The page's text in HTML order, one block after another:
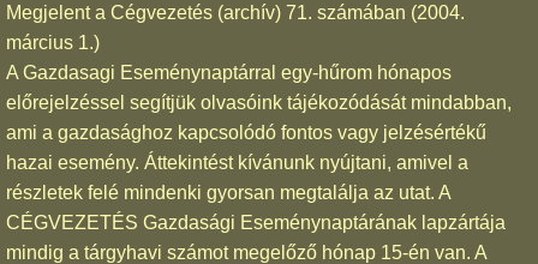
Megjelent a Cégvezetés (archív) 71. számában (2004.
március 1.)
A Gazdasagi Eseménynaptárral egy-hűrom hónapos
előrejelzéssel segítjük olvasóink tájékozódását mindabban,
ami a gazdasághoz kapcsolódó fontos vagy jelzésértékű
hazai esemény. Áttekintést kívánunk nyújtani, amivel a
részletek felé mindenki gyorsan megtalálja az utat. A
CÉGVEZETÉS Gazdasági Eseménynaptárának lapzártája
mindig a tárgyhavi számot megelőző hónap 15-én van. A